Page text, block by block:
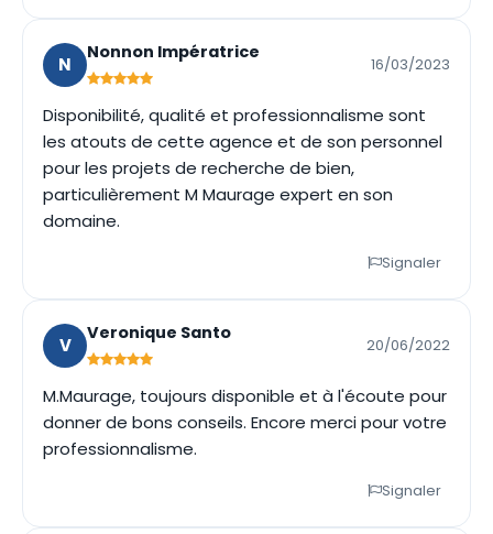
N
Nonnon Impératrice
16/03/2023
Disponibilité, qualité et professionnalisme sont
les atouts de cette agence et de son personnel
pour les projets de recherche de bien,
particulièrement M Maurage expert en son
domaine.
Signaler
V
Veronique Santo
20/06/2022
M.Maurage, toujours disponible et à l'écoute pour
donner de bons conseils. Encore merci pour votre
professionnalisme.
Signaler